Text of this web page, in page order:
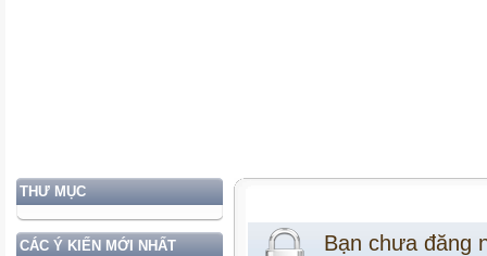
THƯ MỤC
CÁC Ý KIẾN MỚI NHẤT Bạn chưa đăng